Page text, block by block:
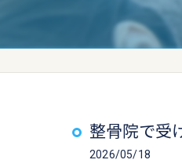
整骨院で受
2026/05/18